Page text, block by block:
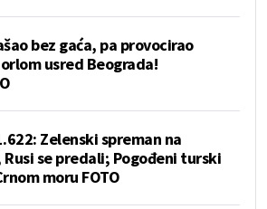
bez gaća, pa provocirao
usred Beograda!
Zelenski spreman na
se predali; Pogođeni turski
moru FOTO